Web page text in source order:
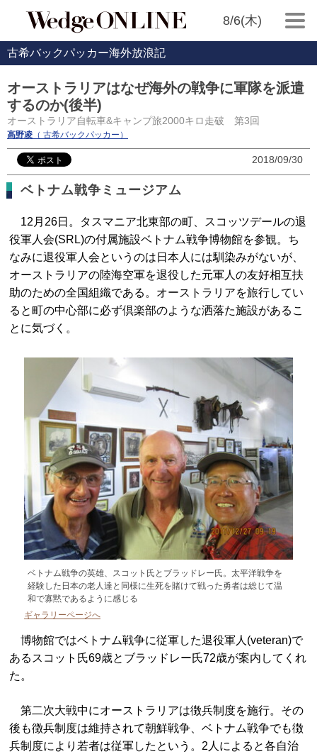
8/6(木)
古希バックパッカー海外放浪記
オーストラリアはなぜ海外の戦争に軍隊を派遣
するのか(後半)
オーストラリア自転車&キャンプ旅2000キロ走破 第3回
高野凌 （ 古希バックパッカー）
2018/09/30
ベトナム戦争ミュージアム
12月26日。タスマニア北東部の町、スコッツデールの退
役軍人会(SRL)の付属施設ベトナム戦争博物館を参観。ち
なみに退役軍人会というのは日本人には馴染みがないが、
オーストラリアの陸海空軍を退役した元軍人の友好相互扶
助のための全国組織である。オーストラリアを旅行してい
ると町の中心部に必ず倶楽部のような洒落た施設があるこ
とに気づく。
ベトナム戦争の英雄、スコット氏とブラッドレー氏。太平洋戦争を
経験した日本の老人達と同様に生死を賭けて戦った勇者は総じて温
和で寡黙であるように感じる
ギャラリーページへ
博物館ではベトナム戦争に従軍した退役軍人(veteran)で
あるスコット氏69歳とブラッドレー氏72歳が案内してくれ
た。
第二次大戦中にオーストラリアは徴兵制度を施行。その
後も徴兵制度は維持されて朝鮮戦争、ベトナム戦争でも徴
兵制度により若者は従軍したという。2人によると各自治